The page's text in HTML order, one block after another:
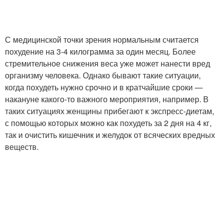
С медицинской точки зрения нормальным считается
похудение на 3-4 килограмма за один месяц. Более
стремительное снижения веса уже может нанести вред
организму человека. Однако бывают такие ситуации,
когда похудеть нужно срочно и в кратчайшие сроки —
накануне какого-то важного мероприятия, например. В
таких ситуациях женщины прибегают к экспресс-диетам,
с помощью которых можно как похудеть за 2 дня на 4 кг,
так и очистить кишечник и желудок от всяческих вредных
веществ.